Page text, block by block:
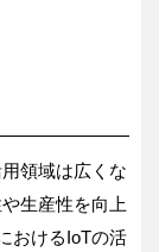
領域は広くな
生産性を向上
おけるIoTの活